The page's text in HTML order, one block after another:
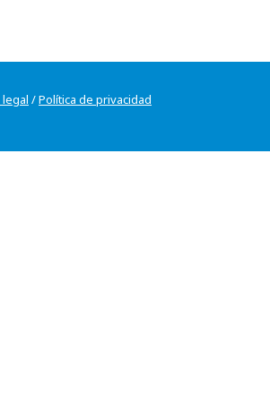
/Política de privacidad